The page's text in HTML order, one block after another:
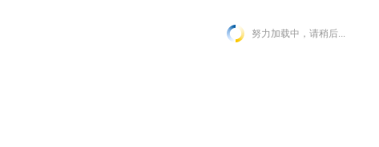
努力加载中，请稍后...